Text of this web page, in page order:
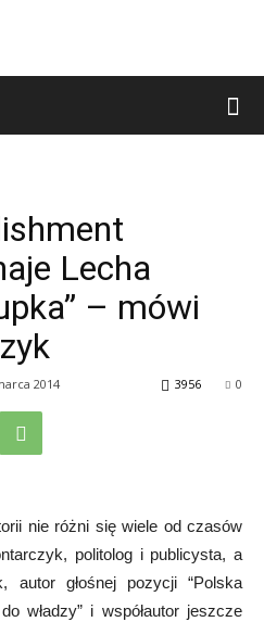
Lecha
– mówi
2014 0
3956
nie różni się wiele od czasów
politolog i publicysta, a
autor głośnej pozycji “Polska
władzy” i współautor jeszcze